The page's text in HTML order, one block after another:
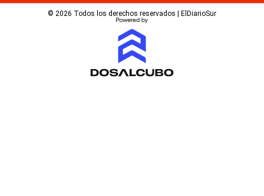
© 2026 Todos los derechos reservados | ElDiarioSur